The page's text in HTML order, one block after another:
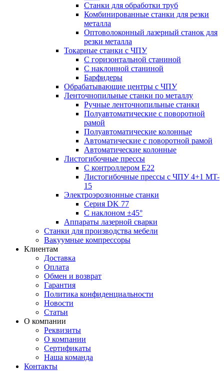
Станки для обработки труб
Комбинированные станки для резки
металла
Оптоволоконный лазерный станок для
резки металла
Токарные станки с ЧПУ
С горизонтальной станиной
С наклонной станиной
Барфидеры
Обрабатывающие центры с ЧПУ
Ленточнопильные станки по металлу
Ручные ленточнопильные станки
Полуавтоматические с поворотной
рамой
Полуавтоматические колонные
Автоматические с поворотной рамой
Автоматические колонные
Листогибочные прессы
С контроллером E22
Листогибочные прессы с ЧПУ 4+1 MT-
15
Электроэрозионные станки
Серия DK 77
С наклоном ±45°
Аппараты лазерной сварки
Станки для производства мебели
Вакуумные компрессоры
Клиентам
Доставка
Оплата
Обмен и возврат
Гарантия
Политика конфиденциальности
Новости
Статьи
О компании
Реквизиты
О компании
Сертификаты
Наша команда
Контакты